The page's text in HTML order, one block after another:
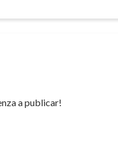
a publicar!